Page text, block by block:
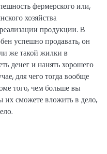
фермерского или,
хозяйства
продукции. В
успешно продавать, он
же такой жилки в
денег и нанять хорошего
для чего тогда вообще
того, чем больше вы
их сможете вложить в дело,